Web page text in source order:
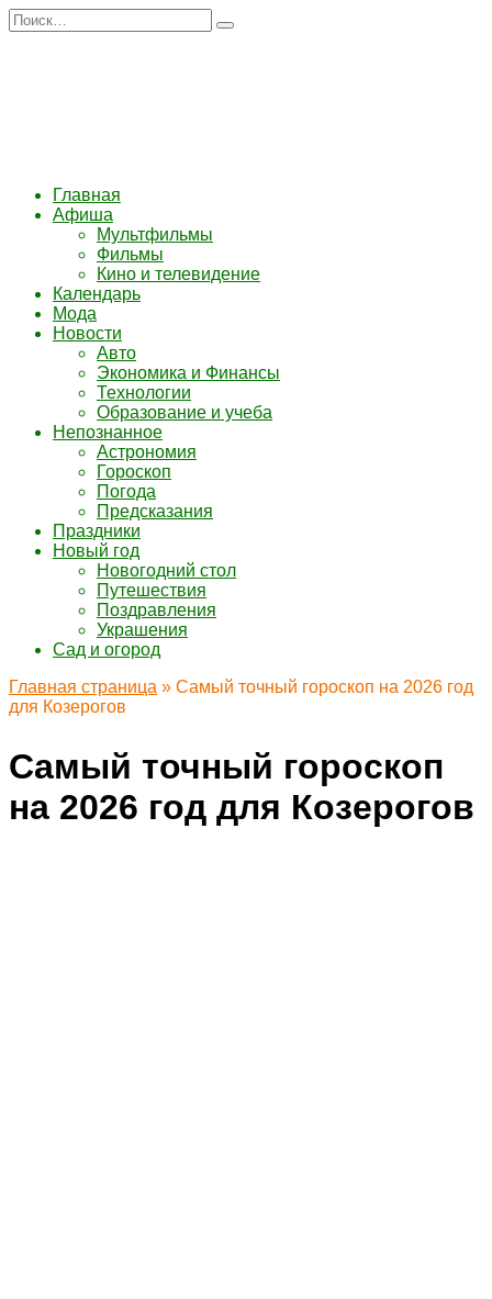
Перейти
к
Search
for:
Главная
Афиша
Мультфильмы
Фильмы
Кино и телевидение
Календарь
Мода
Новости
Авто
Экономика и Финансы
Технологии
Образование и учеба
Непознанное
Астрономия
Гороскоп
Погода
Предсказания
Праздники
Новый год
Новогодний стол
Путешествия
Поздравления
Украшения
Сад и огород
Главная страница » Самый точный гороскоп на 2026 год
для Козерогов
Самый точный гороскоп
на 2026 год для Козерогов